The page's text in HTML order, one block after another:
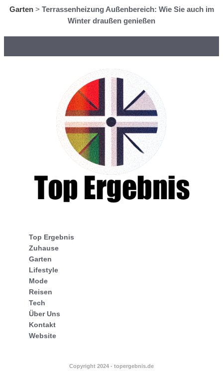
Garten> Terrassenheizung Außenbereich: Wie Sie auch im
Winter draußen genießen
Top Ergebnis
Zuhause
Garten
Lifestyle
Mode
Reisen
Tech
Über Uns
Kontakt
Website
Copyright 2024 - topergebnis.de